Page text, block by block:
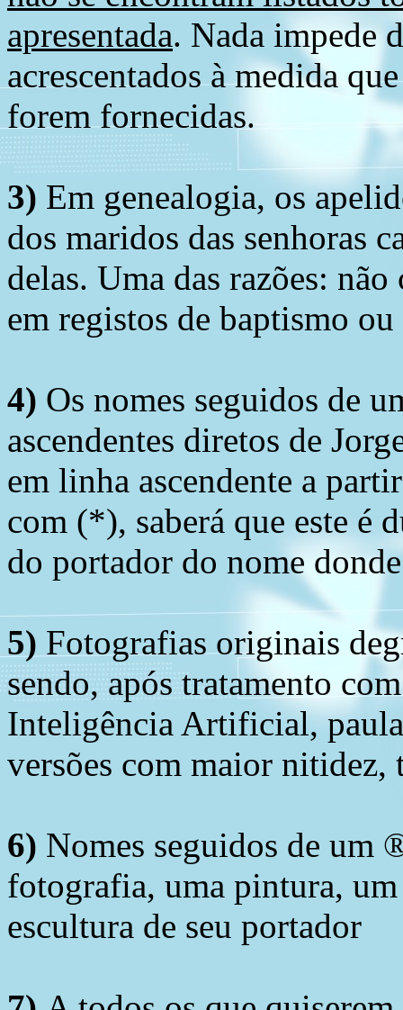
apresentada. Nada impede
acrescentados à medida
forem fornecidas.
3) Em genealogia, os
dos maridos das senhoras
delas. Uma das razões:
em registos de baptismo
4) Os nomes seguidos de
ascendentes diretos de
em linha ascendente a
com (*), saberá que este é
do portador do nome
5) Fotografias originais
sendo, após tratamento
Inteligência Artificial,
versões com maior nitidez,
6) Nomes seguidos de um
fotografia, uma pintura,
escultura de seu portador